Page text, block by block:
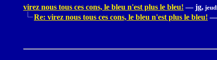
virez nous tous ces cons, le bleu n'est plus le bleu! — jg,
Re: virez nous tous ces cons, le bleu n'est plus le bleu! —